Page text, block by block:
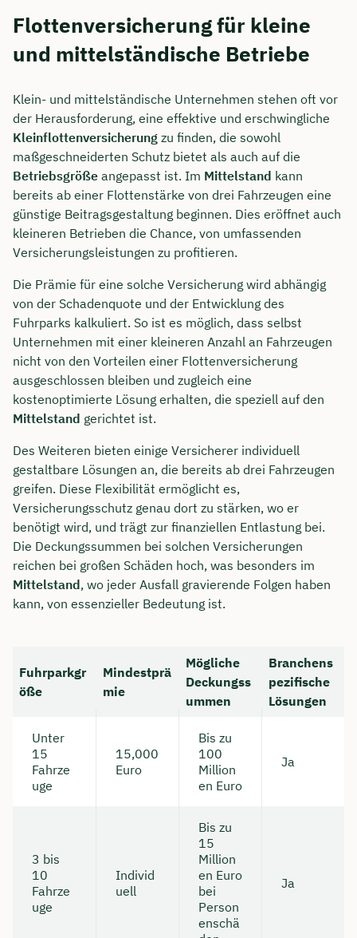
Flottenversicherung für kleine
und mittelständische Betriebe
Klein- und mittelständische Unternehmen stehen oft vor
der Herausforderung, eine effektive und erschwingliche
Kleinflottenversicherung zu finden, die sowohl
maßgeschneiderten Schutz bietet als auch auf die
Betriebsgröße angepasst ist. Im Mittelstand kann
bereits ab einer Flottenstärke von drei Fahrzeugen eine
günstige Beitragsgestaltung beginnen. Dies eröffnet auch
kleineren Betrieben die Chance, von umfassenden
Versicherungsleistungen zu profitieren.
Die Prämie für eine solche Versicherung wird abhängig
von der Schadenquote und der Entwicklung des
Fuhrparks kalkuliert. So ist es möglich, dass selbst
Unternehmen mit einer kleineren Anzahl an Fahrzeugen
nicht von den Vorteilen einer Flottenversicherung
ausgeschlossen bleiben und zugleich eine
kostenoptimierte Lösung erhalten, die speziell auf den
Mittelstand gerichtet ist.
Des Weiteren bieten einige Versicherer individuell
gestaltbare Lösungen an, die bereits ab drei Fahrzeugen
greifen. Diese Flexibilität ermöglicht es,
Versicherungsschutz genau dort zu stärken, wo er
benötigt wird, und trägt zur finanziellen Entlastung bei.
Die Deckungssummen bei solchen Versicherungen
reichen bei großen Schäden hoch, was besonders im
Mittelstand, wo jeder Ausfall gravierende Folgen haben
kann, von essenzieller Bedeutung ist.
Fuhrparkgr
öße
Mindestprä
mie
Mögliche
Deckungss
ummen
Branchens
pezifische
Lösungen
Unter
15
Fahrze
uge
15,000
Euro
Bis zu
100
Million
en Euro
Ja
3 bis
10
Fahrze
uge
Individ
uell
Bis zu
15
Million
en Euro
bei
Person
enschä
Ja